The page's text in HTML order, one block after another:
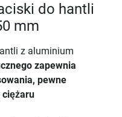
do hantli
mm
z aluminium
zapewnia
pewne
ciężaru